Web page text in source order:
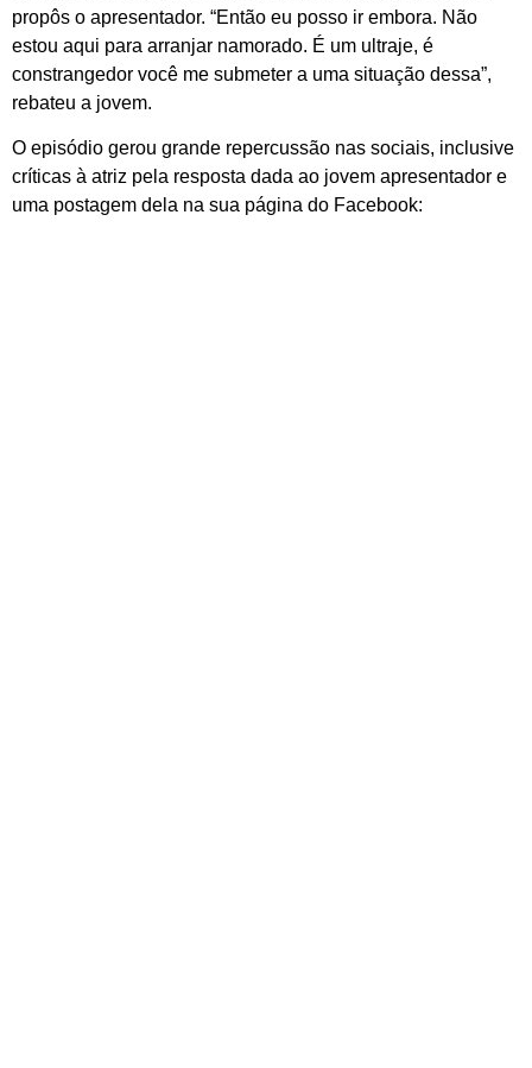
propôs o apresentador. “Então eu posso ir embora. Não
estou aqui para arranjar namorado. É um ultraje, é
constrangedor você me submeter a uma situação dessa”,
rebateu a jovem.
O episódio gerou grande repercussão nas sociais, inclusive
críticas à atriz pela resposta dada ao jovem apresentador e
uma postagem dela na sua página do Facebook: